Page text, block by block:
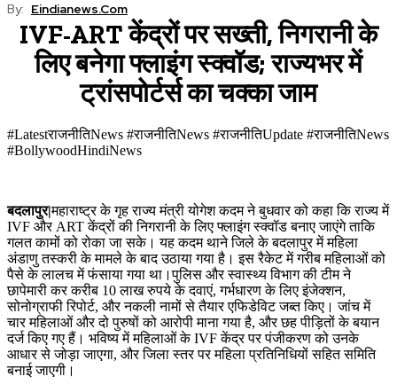
By: Eindianews.com
IVF-ART केंद्रों पर सख्ती, निगरानी के
लिए बनेगा फ्लाइंग स्क्वॉड; राज्यभर में
ट्रांसपोर्टर्स का चक्का जाम
#LatestराजनीतिNews #राजनीतिNews #राजनीतिUpdate #राजनीतिNews
#BollywoodHindiNews
बदलापुर|महाराष्ट्र के गृह राज्य मंत्री योगेश कदम ने बुधवार को कहा कि राज्य में
IVF और ART केंद्रों की निगरानी के लिए फ्लाइंग स्क्वॉड बनाए जाएंगे ताकि
गलत कामों को रोका जा सके। यह कदम थाने जिले के बदलापुर में महिला
अंडाणु तस्करी के मामले के बाद उठाया गया है। इस रैकेट में गरीब महिलाओं को
पैसे के लालच में फंसाया गया था।पुलिस और स्वास्थ्य विभाग की टीम ने
छापेमारी कर करीब 10 लाख रुपये के दवाएं, गर्भधारण के लिए इंजेक्शन,
सोनोग्राफी रिपोर्ट, और नकली नामों से तैयार एफिडेविट जब्त किए। जांच में
चार महिलाओं और दो पुरुषों को आरोपी माना गया है, और छह पीड़ितों के बयान
दर्ज किए गए हैं। भविष्य में महिलाओं के IVF केंद्र पर पंजीकरण को उनके
आधार से जोड़ा जाएगा, और जिला स्तर पर महिला प्रतिनिधियों सहित समिति
बनाई जाएगी।